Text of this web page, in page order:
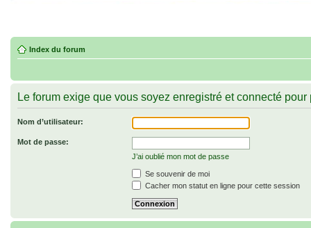
Index du forum
Le forum exige que vous soyez enregistré et connecté
Nom d’utilisateur:
Mot de passe:
J’ai oublié mon mot de passe
Se souvenir de moi
Cacher mon statut en ligne pour cette session